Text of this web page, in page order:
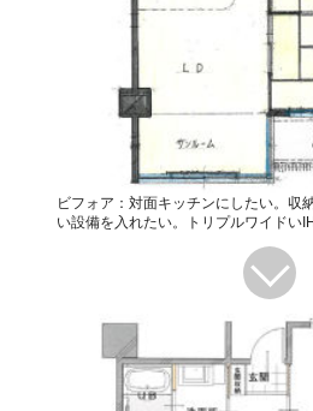
ビフォア：対面キッチンにしたい。収
い設備を入れたい。トリプルワイドい